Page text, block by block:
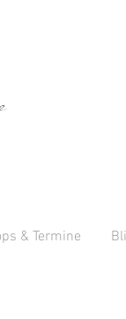
& Termine